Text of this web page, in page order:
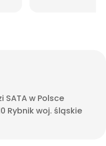
SATA w Polsce
Rybnik woj. śląskie